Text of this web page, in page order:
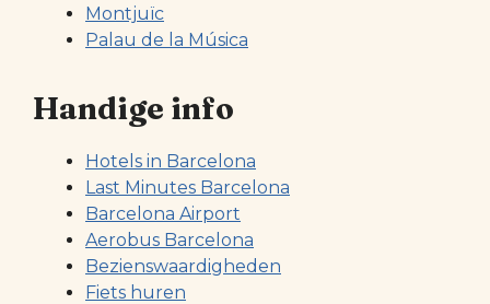
Montjuïc
Palau de la Música
Handige info
Hotels in Barcelona
Last Minutes Barcelona
Barcelona Airport
Aerobus Barcelona
Bezienswaardigheden
Fiets huren